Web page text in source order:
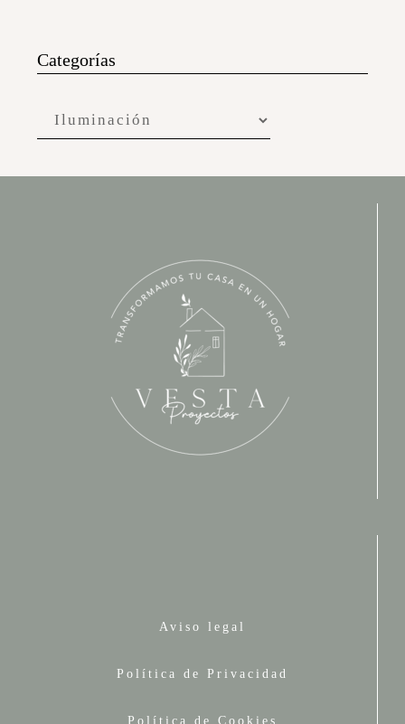
Categorías
Aviso legal
Política de Privacidad
Política de Cookies